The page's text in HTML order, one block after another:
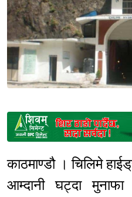
काठमाण्डौ । चिलिमे
आम्दानी घट्दा